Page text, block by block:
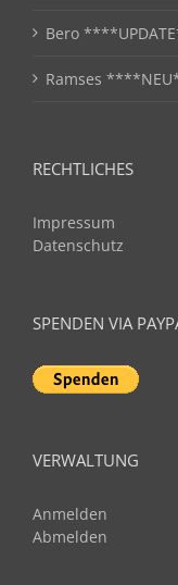
Bero
Ramses
RECHTLICHES
Impressum
Datenschutz
SPENDEN VIA
VERWALTUNG
Anmelden
Abmelden